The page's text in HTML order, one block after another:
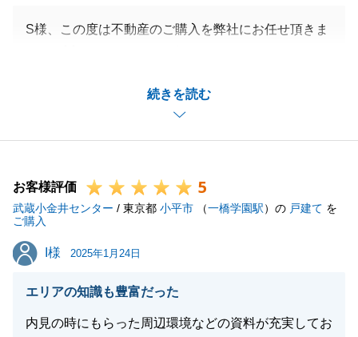
続きを読む
S様、この度は不動産のご購入を弊社にお任せ頂きま
寧にご対応いただき誠にありがとうございました。
スムーズなお取引ができたのもS様のご協力のおかげ
かと存じます。
談いただけますと幸いです。
引き続きよろしくお願い申し上げます。
お客様評価 5
武蔵小金井センター / 東京都 小平市 （一橋学園駅）の 戸建て を
ご購入
I様
I様 2025年1月24日
エリアの知識も豊富だった
内見の時にもらった周辺環境などの資料が充実してお